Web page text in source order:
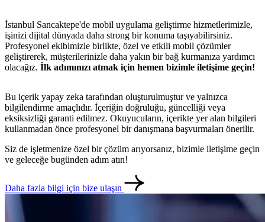
İstanbul Sancaktepe'de mobil uygulama geliştirme hizmetlerimizle,
işinizi dijital dünyada daha strong bir konuma taşıyabilirsiniz.
Profesyonel ekibimizle birlikte, özel ve etkili mobil çözümler
geliştirerek, müşterilerinizle daha yakın bir bağ kurmanıza yardımcı
olacağız. İlk adımınızı atmak için hemen bizimle iletişime geçin!
Bu içerik yapay zeka tarafından oluşturulmuştur ve yalnızca
bilgilendirme amaçlıdır. İçeriğin doğruluğu, güncelliği veya
eksiksizliği garanti edilmez. Okuyucuların, içerikte yer alan bilgileri
kullanmadan önce profesyonel bir danışmana başvurmaları önerilir.
Siz de işletmenize özel bir çözüm arıyorsanız, bizimle iletişime geçin
ve geleceğe bugünden adım atın!
Daha fazla bilgi için bize ulaşın